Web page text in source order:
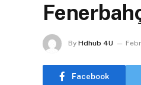
By Hdhub 4U
Facebook